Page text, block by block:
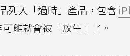
列入「過時」產品，包含
能就會被「放生」了。